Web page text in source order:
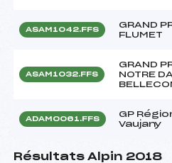
ASAM1042.FFS
GRAND
FLUMET
ASAM1032.FFS
GRAND
NOTRE
ADAM0061.FFS
GP
Vaujany
Résultats Alpin 2018